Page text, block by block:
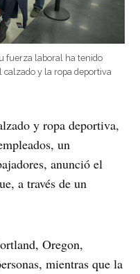
fuerza laboral ha tenido
y la ropa deportiva
y ropa deportiva,
un
anunció el
a través de un
Oregon,
mientras que la